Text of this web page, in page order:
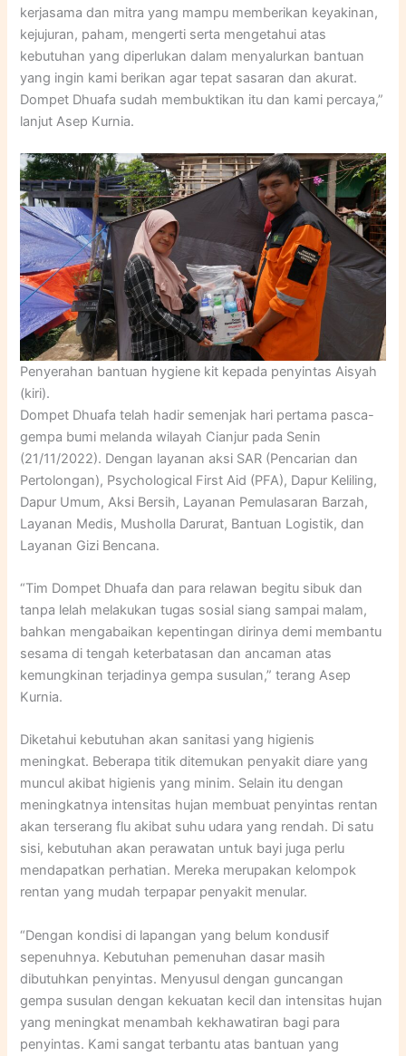
kerjasama dan mitra yang mampu memberikan keyakinan,
kejujuran, paham, mengerti serta mengetahui atas
kebutuhan yang diperlukan dalam menyalurkan bantuan
yang ingin kami berikan agar tepat sasaran dan akurat.
Dompet Dhuafa sudah membuktikan itu dan kami percaya,”
lanjut Asep Kurnia.
Penyerahan bantuan hygiene kit kepada penyintas Aisyah
(kiri).
Dompet Dhuafa telah hadir semenjak hari pertama pasca-
gempa bumi melanda wilayah Cianjur pada Senin
(21/11/2022). Dengan layanan aksi SAR (Pencarian dan
Pertolongan), Psychological First Aid (PFA), Dapur Keliling,
Dapur Umum, Aksi Bersih, Layanan Pemulasaran Barzah,
Layanan Medis, Musholla Darurat, Bantuan Logistik, dan
Layanan Gizi Bencana.
“Tim Dompet Dhuafa dan para relawan begitu sibuk dan
tanpa lelah melakukan tugas sosial siang sampai malam,
bahkan mengabaikan kepentingan dirinya demi membantu
sesama di tengah keterbatasan dan ancaman atas
kemungkinan terjadinya gempa susulan,” terang Asep
Kurnia.
Diketahui kebutuhan akan sanitasi yang higienis
meningkat. Beberapa titik ditemukan penyakit diare yang
muncul akibat higienis yang minim. Selain itu dengan
meningkatnya intensitas hujan membuat penyintas rentan
akan terserang flu akibat suhu udara yang rendah. Di satu
sisi, kebutuhan akan perawatan untuk bayi juga perlu
mendapatkan perhatian. Mereka merupakan kelompok
rentan yang mudah terpapar penyakit menular.
“Dengan kondisi di lapangan yang belum kondusif
sepenuhnya. Kebutuhan pemenuhan dasar masih
dibutuhkan penyintas. Menyusul dengan guncangan
gempa susulan dengan kekuatan kecil dan intensitas hujan
yang meningkat menambah kekhawatiran bagi para
penyintas. Kami sangat terbantu atas bantuan yang